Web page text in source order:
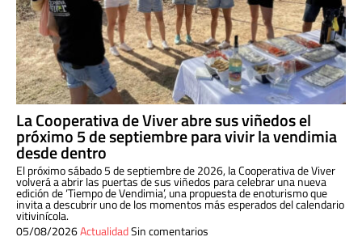
La Cooperativa de Viver abre sus viñedos el
próximo 5 de septiembre para vivir la vendimia
desde dentro
El próximo sábado 5 de septiembre de 2026, la Cooperativa de Viver
volverá a abrir las puertas de sus viñedos para celebrar una nueva
edición de ‘Tiempo de Vendimia’, una propuesta de enoturismo que
invita a descubrir uno de los momentos más esperados del calendario
vitivinícola.
05/08/2026ActualidadSin comentarios